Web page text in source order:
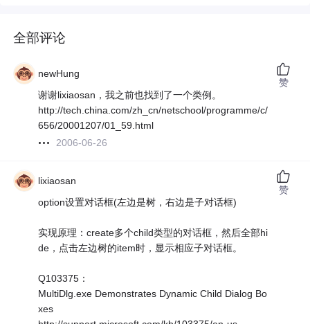
全部评论
newHung
谢谢lixiaosan，我之前也找到了一个类例。
http://tech.china.com/zh_cn/netschool/programme/c/
656/20001207/01_59.html
2006-06-26
赞
lixiaosan
option设置对话框(左边是树，右边是子对话框)
实现原理：create多个child类型的对话框，然后全部hi
de，点击左边树的item时，显示相应子对话框。
Q103375：
MultiDlg.exe Demonstrates Dynamic Child Dialog Bo
xes
赞